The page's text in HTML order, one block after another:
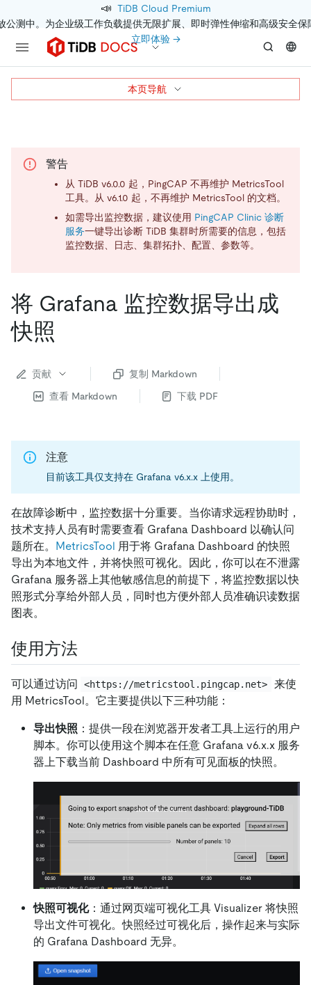
📣 TiDB Cloud Premium
公测中。为企业级工作负载提供无限扩展、即时弹性伸缩和高级安全保
立即体验 →
警告
从 TiDB v6.0.0 起，PingCAP 不再维护 MetricsTool
工具。从 v6.1.0 起，不再维护 MetricsTool 的文档。
如需导出监控数据，建议使用 PingCAP Clinic 诊断
服务一键导出诊断 TiDB 集群时所需要的信息，包括
监控数据、日志、集群拓扑、配置、参数等。
将 Grafana 监控数据导出成
快照
贡献
复制 Markdown
查看 Markdown
下载 PDF
注意
目前该工具仅支持在 Grafana v6.x.x 上使用。
在故障诊断中，监控数据十分重要。当你请求远程协助时，
技术支持人员有时需要查看 Grafana Dashboard 以确认问
题所在。 MetricsTool 用于将 Grafana Dashboard 的快照
导出为本地文件，并将快照可视化。因此，你可以在不泄露
Grafana 服务器上其他敏感信息的前提下，将监控数据以快
照形式分享给外部人员，同时也方便外部人员准确识读数据
图表。
使用方法
可以通过访问 <https://metricstool.pingcap.net>
来使
用 MetricsTool。它主要提供以下三种功能：
导出快照 ：提供一段在浏览器开发者工具上运行的用户
脚本。你可以使用这个脚本在任意 Grafana v6.x.x 服务
器上下载当前 Dashboard 中所有可见面板的快照。
快照可视化：通过网页端可视化工具 Visualizer 将快照
导出文件可视化。快照经过可视化后，操作起来与实际
的 Grafana Dashboard 无异。
本页导航